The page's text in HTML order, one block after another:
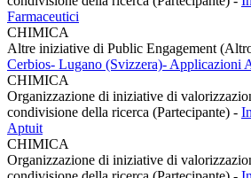
Farmaceutici
CHIMICA
Altre iniziative di Public Engagement
Cerbios- Lugano (Svizzera)- Applicazioni
CHIMICA
Organizzazione di iniziative di
condivisione della ricerca (Partecipante) -
Aptuit
CHIMICA
Organizzazione di iniziative di